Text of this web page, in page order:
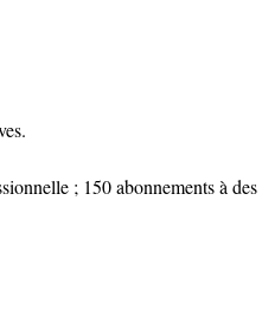
; 150 abonnements à des